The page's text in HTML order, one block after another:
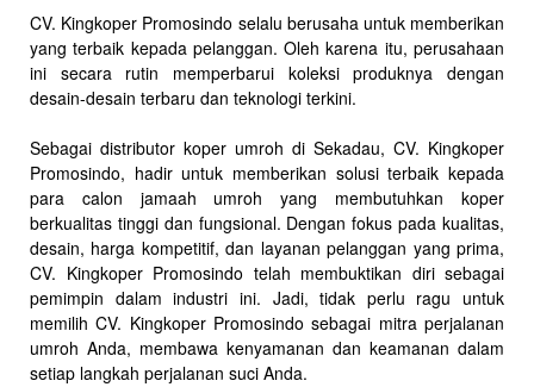
CV. Kingkoper Promosindo selalu berusaha untuk memberikan
yang terbaik kepada pelanggan. Oleh karena itu, perusahaan
ini secara rutin memperbarui koleksi produknya dengan
desain-desain terbaru dan teknologi terkini.
Sebagai distributor koper umroh di Sekadau, CV. Kingkoper
Promosindo, hadir untuk memberikan solusi terbaik kepada
para calon jamaah umroh yang membutuhkan koper
berkualitas tinggi dan fungsional. Dengan fokus pada kualitas,
desain, harga kompetitif, dan layanan pelanggan yang prima,
CV. Kingkoper Promosindo telah membuktikan diri sebagai
pemimpin dalam industri ini. Jadi, tidak perlu ragu untuk
memilih CV. Kingkoper Promosindo sebagai mitra perjalanan
umroh Anda, membawa kenyamanan dan keamanan dalam
setiap langkah perjalanan suci Anda.